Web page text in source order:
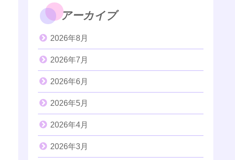
アーカイブ
2026年8月
2026年7月
2026年6月
2026年5月
2026年4月
2026年3月